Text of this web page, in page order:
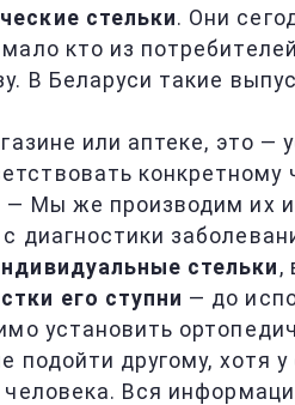
стельки. Они
кто из
В Беларуси такие
или аптеке, это
— Мы же производим их
диагностики
стельки,
его ступни — до
установить
подойти другому, хотя
Вся